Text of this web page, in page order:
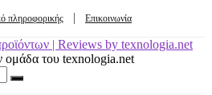
πληροφορικής Επικοινωνία
ομάδα του texnologia.net